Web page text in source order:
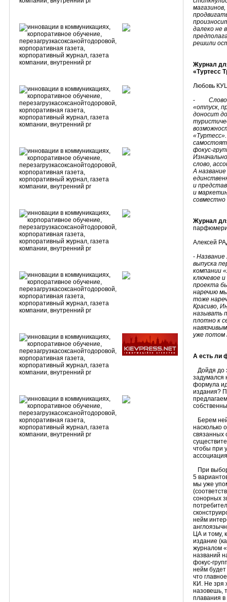
далеко не
решили
Журнал
«Туртесс
Любовь
-
«отпуск,
доносит
фокус-
слово,
А
и
и
Журнал
Алексей
- Название
выпуска
компании
ключевое
проекта
наречию
тоже
Красиво, И
называть
плотно к
уже потом
А есть ли
Дойдя до
задумался
формула
издания?
Берем
насколько
связанных
чтобы при
При
5
мы уже
сонорных
нейм
ЦА и тому,
издание
журналом
названий
фокус-
нейм
что
КИ. Не зря
назовешь,
плавания